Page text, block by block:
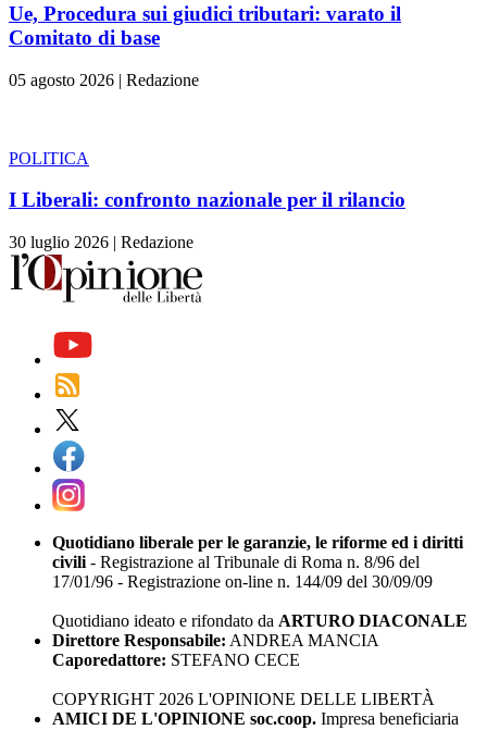
Ue, Procedura sui giudici tributari: varato il
Comitato di base
05 agosto 2026 | Redazione
POLITICA
I Liberali: confronto nazionale per il rilancio
30 luglio 2026 | Redazione
Quotidiano liberale per le garanzie, le riforme ed i diritti
civili - Registrazione al Tribunale di Roma n. 8/96 del
17/01/96 - Registrazione on-line n. 144/09 del 30/09/09
Quotidiano ideato e rifondato da ARTURO DIACONALE
Direttore Responsabile: ANDREA MANCIA
Caporedattore: STEFANO CECE
COPYRIGHT 2026 L'OPINIONE DELLE LIBERTÀ
AMICI DE L'OPINIONE soc.coop. Impresa beneficiaria